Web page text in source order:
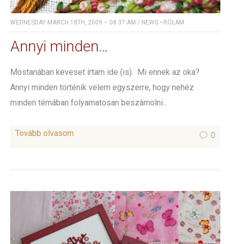
WEDNESDAY MARCH 18TH, 2009 – 08:37 AM / NEWS • RÓLAM
Annyi minden…
Mostanában keveset írtam ide (is). Mi ennek az oka?
Annyi minden történik velem egyszerre, hogy nehéz
minden témában folyamatosan beszámolni...
Tovább olvasom 0